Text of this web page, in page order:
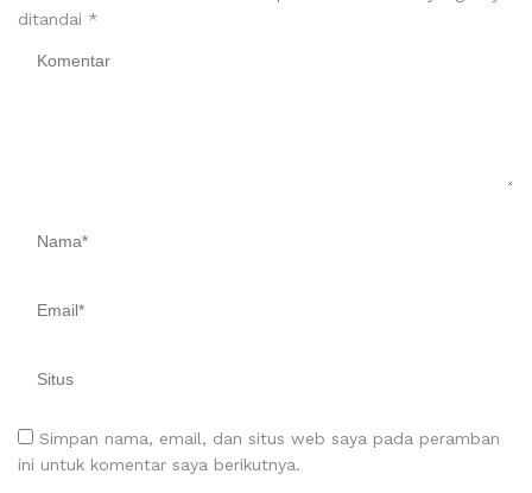
ditandai *
Simpan nama, email, dan situs web saya pada peramban
ini untuk komentar saya berikutnya.